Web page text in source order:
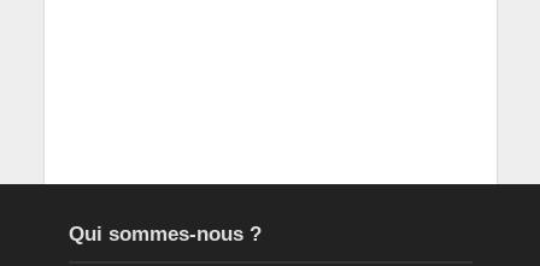
Qui sommes-nous ?